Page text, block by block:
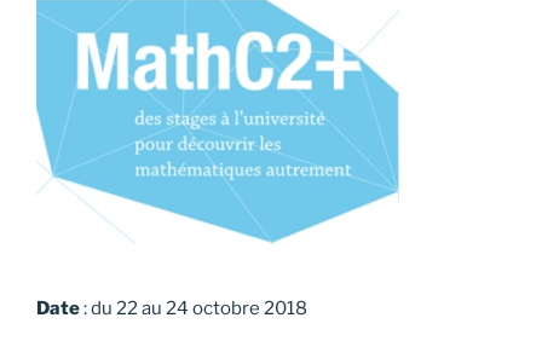
Date: du 22 au 24 octobre 2018